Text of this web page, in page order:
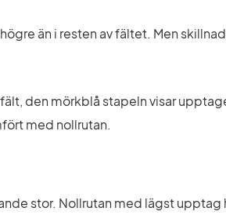
än i resten av fältet. Men
den mörkblå stapeln visar
med nollrutan.
stor. Nollrutan med lägst